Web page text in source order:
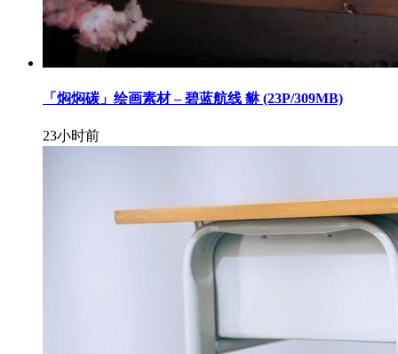
「焖焖碳」绘画素材 – 碧蓝航线 貅 (23P/309MB)
23小时前